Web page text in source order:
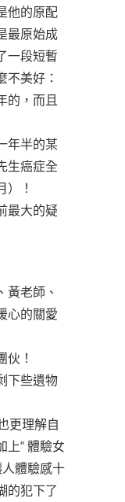
他的原配
最原始成
一段短暫
不美好：
的，而且
年半的某
生癌症全
）！
最大的疑
黃老師、
心的關愛
伙！
下些遺物
更理解自
上“ 體驗女
體驗感十
的犯下了